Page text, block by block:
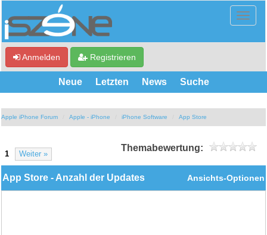
Anmelden Registrieren
Neue Letzten News Suche
Apple iPhone Forum Apple - iPhone iPhone Software App Store
1 Weiter »
Themabewertung:
Ansichts-Optionen
App Store - Anzahl der Updates